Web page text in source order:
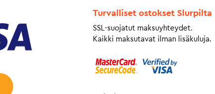
Turvalliset ostokset Slurpilta
SSL-suojatut maksuyhteydet.
Kaikki maksutavat ilman lisäkuluja.